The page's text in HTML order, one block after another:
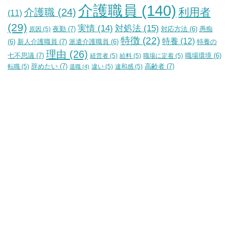
(11) 介護職 (24) 介護職員 (140) 利用者
(29) 原因 (5) 夜勤 (7) 実情 (14) 対処法 (15) 対応方法 (6) 愚痴
(6) 新人介護職員 (7) 派遣介護職員 (6) 特徴 (22) 特養 (12) 特養の
七不思議 (7) 理由 (26) 経営者 (5) 給料 (5) 職場に定着 (5) 職場環境 (6)
転職 (5) 辞めたい (7) 退職 (4) 違い (5) 違和感 (5) 高齢者 (7)